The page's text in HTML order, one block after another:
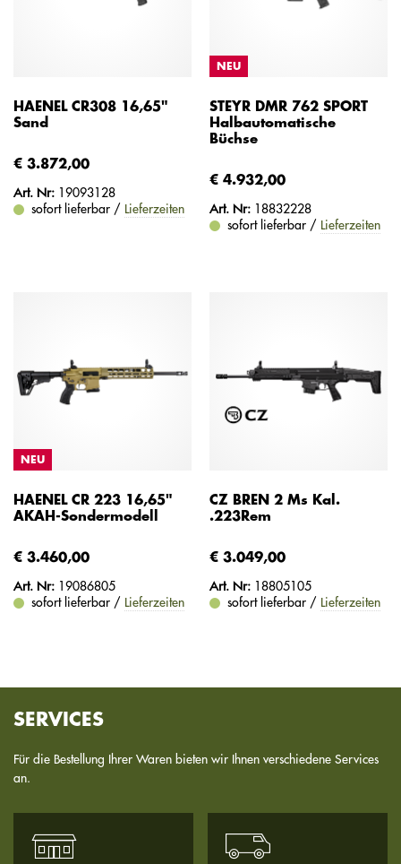
HAENEL CR308 16,65"
Sand
€ 3.872,00
Art. Nr: 19093128
sofort lieferbar / Lieferzeiten
NEU
STEYR DMR 762 SPORT
Halbautomatische
Büchse
€ 4.932,00
Art. Nr: 18832228
sofort lieferbar / Lieferzeiten
NEU
HAENEL CR 223 16,65"
AKAH-Sondermodell
€ 3.460,00
Art. Nr: 19086805
sofort lieferbar / Lieferzeiten
CZ BREN 2 Ms Kal.
.223Rem
€ 3.049,00
Art. Nr: 18805105
sofort lieferbar / Lieferzeiten
SERVICES
Für die Bestellung Ihrer Waren bieten wir Ihnen verschiedene Services
an.